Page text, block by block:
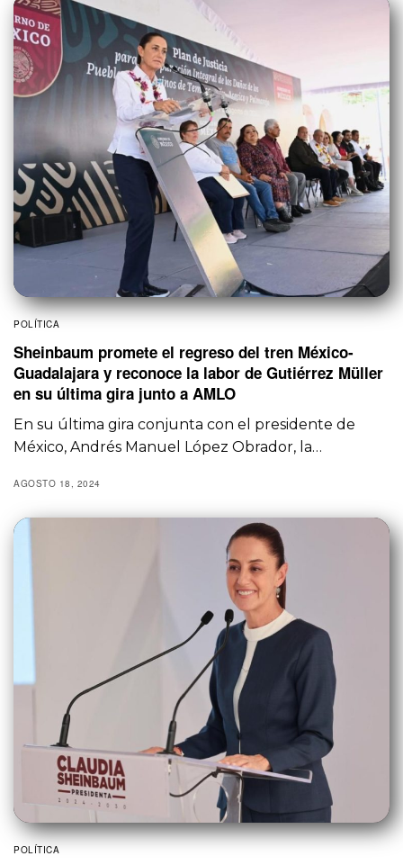
POLÍTICA
Sheinbaum promete el regreso del tren México-
Guadalajara y reconoce la labor de Gutiérrez Müller
en su última gira junto a AMLO
En su última gira conjunta con el presidente de
México, Andrés Manuel López Obrador, la…
AGOSTO 18, 2024
POLÍTICA